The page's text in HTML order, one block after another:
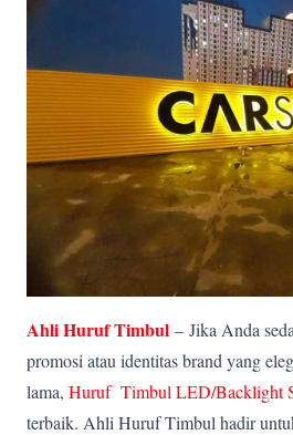
Ahli Huruf Timbul – Jika Anda
promosi atau identitas brand yang
lama, Huruf Timbul LED/Backlight
terbaik. Ahli Huruf Timbul hadir